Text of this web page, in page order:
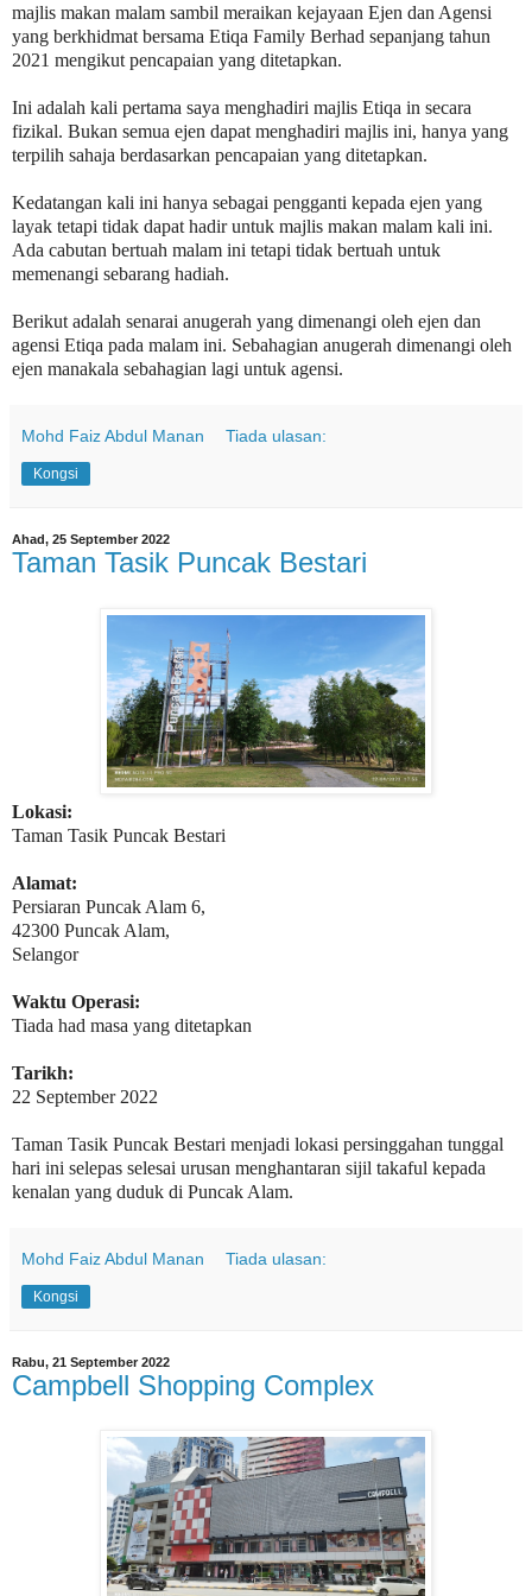
majlis makan malam sambil meraikan kejayaan Ejen dan Agensi
yang berkhidmat bersama Etiqa Family Berhad sepanjang tahun
2021 mengikut pencapaian yang ditetapkan.
Ini adalah kali pertama saya menghadiri majlis Etiqa in secara
fizikal. Bukan semua ejen dapat menghadiri majlis ini, hanya yang
terpilih sahaja berdasarkan pencapaian yang ditetapkan.
Kedatangan kali ini hanya sebagai pengganti kepada ejen yang
layak tetapi tidak dapat hadir untuk majlis makan malam kali ini.
Ada cabutan bertuah malam ini tetapi tidak bertuah untuk
memenangi sebarang hadiah.
Berikut adalah senarai anugerah yang dimenangi oleh ejen dan
agensi Etiqa pada malam ini. Sebahagian anugerah dimenangi oleh
ejen manakala sebahagian lagi untuk agensi.
Mohd Faiz Abdul Manan Tiada ulasan:
Kongsi
Ahad, 25 September 2022
Taman Tasik Puncak Bestari
Lokasi:
Taman Tasik Puncak Bestari
Alamat:
Persiaran Puncak Alam 6,
42300 Puncak Alam,
Selangor
Waktu Operasi:
Tiada had masa yang ditetapkan
Tarikh:
22 September 2022
Taman Tasik Puncak Bestari menjadi lokasi persinggahan tunggal
hari ini selepas selesai urusan menghantaran sijil takaful kepada
kenalan yang duduk di Puncak Alam.
Mohd Faiz Abdul Manan Tiada ulasan:
Kongsi
Rabu, 21 September 2022
Campbell Shopping Complex